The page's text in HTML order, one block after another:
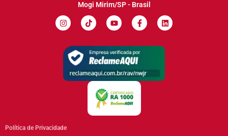
Mogi Mirim/SP - Brasil
Política de Privacidade